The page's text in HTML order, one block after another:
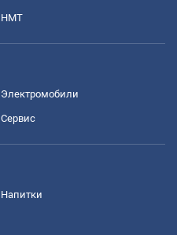
НМТ
Электромобили
Сервис
Напитки